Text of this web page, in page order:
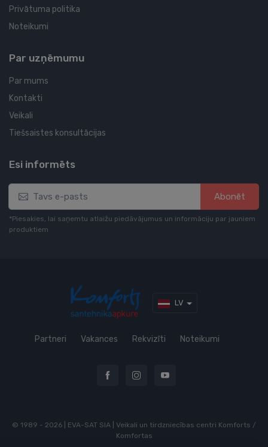
Privātuma politika
Noteikumi
Par uzņēmumu
Par mums
Kontakti
Veikali
Tiešsaistes konsultācijas
Esi informēts
Abonēt
*Piesakies, lai saņemtu atlaižu piedāvājumus un informāciju par jauniem
produktiem
LV
Partneri Vakances Rekvizīti Noteikumi
© 1989 - 2026 | EVA-SAT SIA | Veikali un tirdzniecības centri Komforts /
Komfortas